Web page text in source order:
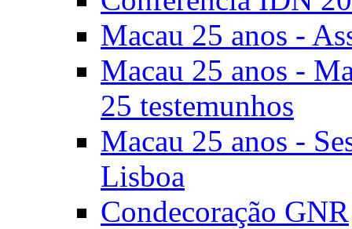
Macau 25 anos -
Macau 25 anos -
25 testemunhos
Macau 25 anos -
Lisboa
Condecoração GNR